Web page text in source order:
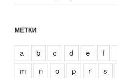
МЕТКИ
a b c d e f
m
n o p r s